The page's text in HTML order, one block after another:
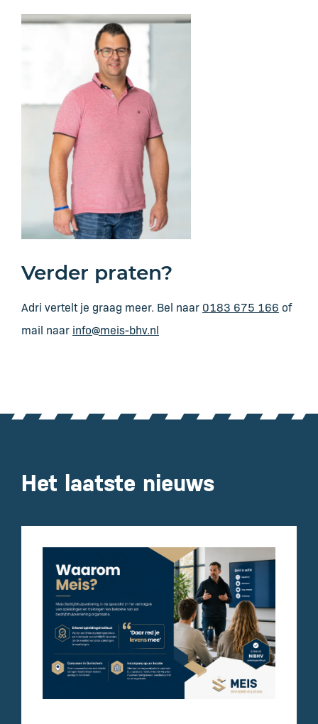
Verder praten?
Adri vertelt je graag meer. Bel naar 0183 675 166 of
mail naar info@meis-bhv.nl
Het laatste nieuws